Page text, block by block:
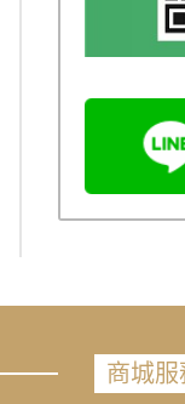
商城服